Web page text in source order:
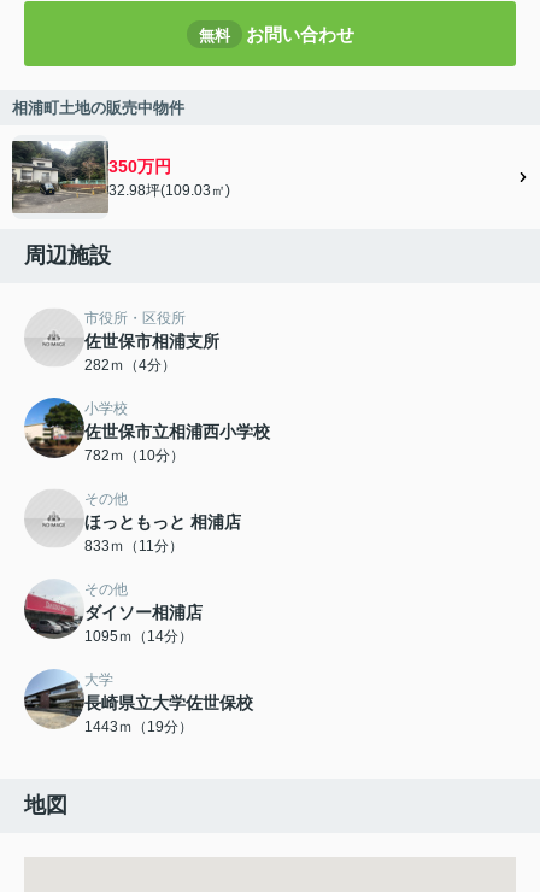
無料 お問い合わせ
相浦町土地の販売中物件
350万円
32.98坪(109.03㎡)
周辺施設
市役所・区役所
佐世保市相浦支所
282ｍ（4分）
小学校
佐世保市立相浦西小学校
782ｍ（10分）
その他
ほっともっと 相浦店
833ｍ（11分）
その他
ダイソー相浦店
1095ｍ（14分）
大学
長崎県立大学佐世保校
1443ｍ（19分）
地図